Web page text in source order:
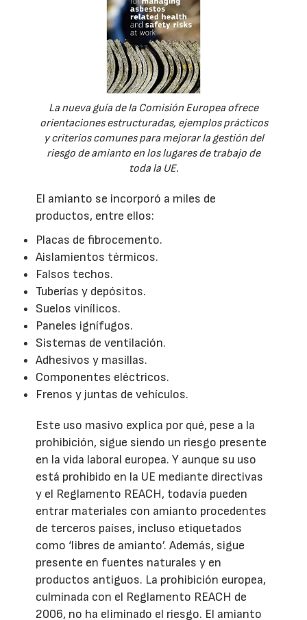
La nueva guía de la Comisión Europea ofrece
orientaciones estructuradas, ejemplos prácticos
y criterios comunes para mejorar la gestión del
riesgo de amianto en los lugares de trabajo de
toda la UE.
El amianto se incorporó a miles de
productos, entre ellos:
Placas de fibrocemento.
Aislamientos térmicos.
Falsos techos.
Tuberías y depósitos.
Suelos vinílicos.
Paneles ignífugos.
Sistemas de ventilación.
Adhesivos y masillas.
Componentes eléctricos.
Frenos y juntas de vehículos.
Este uso masivo explica por qué, pese a la
prohibición, sigue siendo un riesgo presente
en la vida laboral europea. Y aunque su uso
está prohibido en la UE mediante directivas
y el Reglamento REACH, todavía pueden
entrar materiales con amianto procedentes
de terceros países, incluso etiquetados
como ‘libres de amianto’. Además, sigue
presente en fuentes naturales y en
productos antiguos. La prohibición europea,
culminada con el Reglamento REACH de
2006, no ha eliminado el riesgo. El amianto